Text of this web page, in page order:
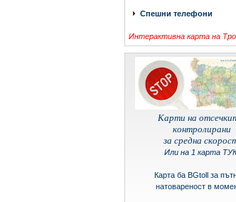
Спешни телефони
Интерактивна карта на
Карти на
контролирани
за средна
Или на 1 карта
Карта ба BGtoll за
натовареност в